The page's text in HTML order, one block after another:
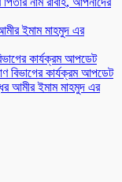
ইমাম মাহমুদ এর
কার্যক্রম আপডেট
বিভাগের কার্যক্রম আপডেট
আমীর ইমাম মাহমুদ এর